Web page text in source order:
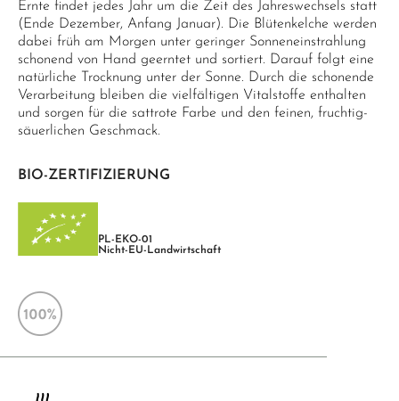
Ernte findet jedes Jahr um die Zeit des Jahreswechsels statt
(Ende Dezember, Anfang Januar). Die Blütenkelche werden
dabei früh am Morgen unter geringer Sonneneinstrahlung
schonend von Hand geerntet und sortiert. Darauf folgt eine
natürliche Trocknung unter der Sonne. Durch die schonende
Verarbeitung bleiben die vielfältigen Vitalstoffe enthalten
und sorgen für die sattrote Farbe und den feinen, fruchtig-
säuerlichen Geschmack.
BIO-ZERTIFIZIERUNG
PL-EKO-01
Nicht-EU-Landwirtschaft